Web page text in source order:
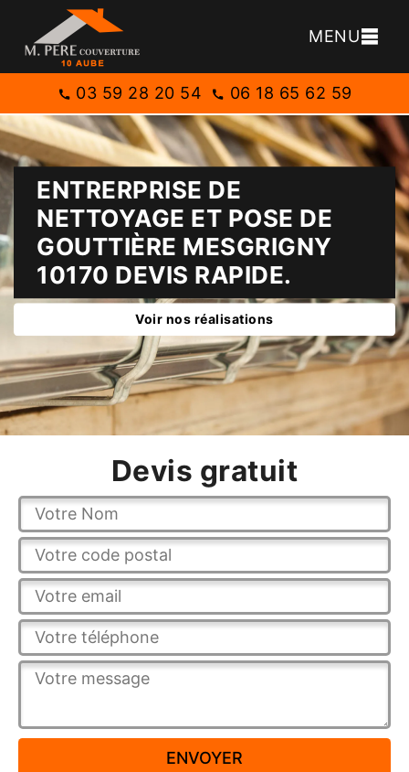
MENU
03 59 28 20 54 06 18 65 62 59
ENTRERPRISE DE
NETTOYAGE ET POSE DE
GOUTTIÈRE MESGRIGNY
10170 DEVIS RAPIDE.
Voir nos réalisations
Devis gratuit